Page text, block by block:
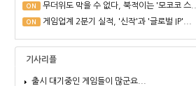
ON 무더위도 막을 수 없다, 북적이는 '모코코 스...
ON 게임업계 2분기 실적, '신작'과 '글로벌 IP'...
기사리플
출시 대기중인 게임들이 많군요...